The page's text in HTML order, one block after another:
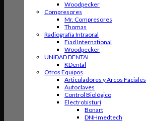
Woodpecker
Compresores
Mr. Compresores
Thomas
Radiografía Intraoral
Fiad International
Woodpecker
UNIDAD DENTAL
KDental
Otros Equipos
Articuladores y Arcos Faciales
Autoclaves
Control Biológico
Electrobisturí
Bonart
DNHmedtech